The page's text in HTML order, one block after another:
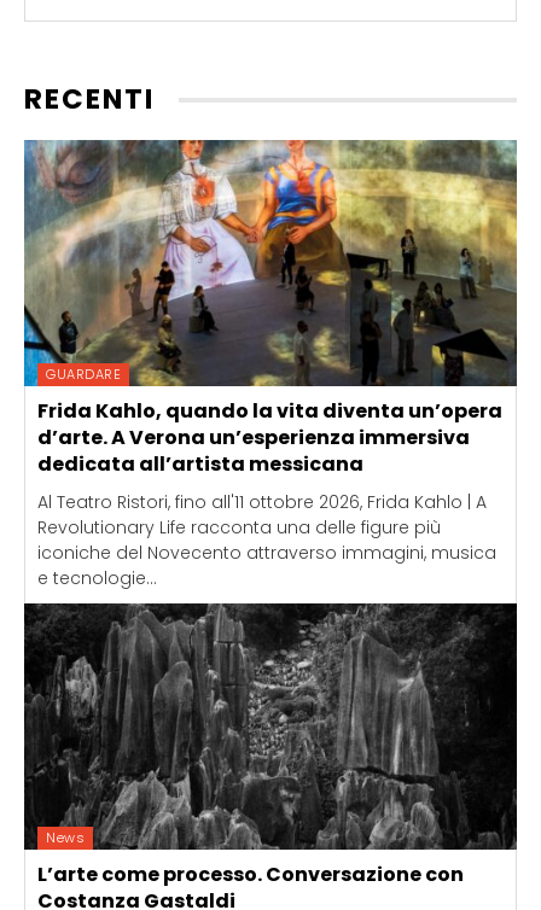
RECENTI
GUARDARE
Frida Kahlo, quando la vita diventa un’opera
d’arte. A Verona un’esperienza immersiva
dedicata all’artista messicana
Al Teatro Ristori, fino all'11 ottobre 2026, Frida Kahlo | A
Revolutionary Life racconta una delle figure più
iconiche del Novecento attraverso immagini, musica
e tecnologie...
News
L’arte come processo. Conversazione con
Costanza Gastaldi